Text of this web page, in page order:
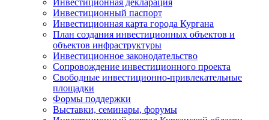
Инвестиционная декларация
Инвестиционный паспорт
Инвестиционная карта города Кургана
План создания инвестиционных объектов и
объектов инфраструктуры
Инвестиционное законодательство
Сопровождение инвестиционного проекта
Свободные инвестиционно-привлекательные
площадки
Формы поддержки
Выставки, семинары, форумы